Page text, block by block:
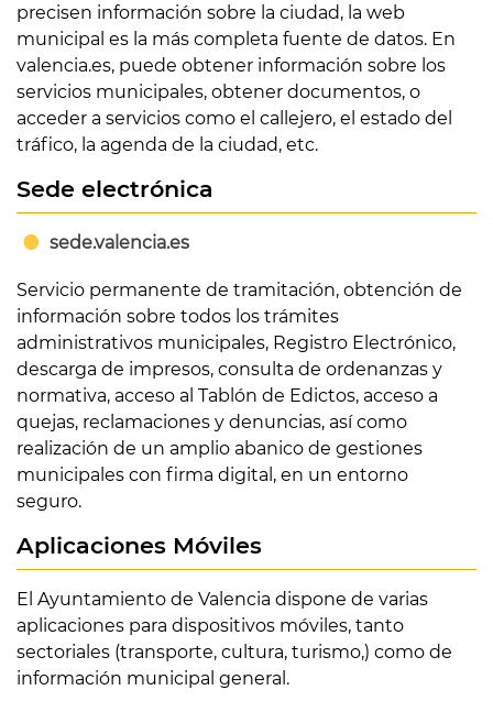
precisen información sobre la ciudad, la web
municipal es la más completa fuente de datos. En
valencia.es, puede obtener información sobre los
servicios municipales, obtener documentos, o
acceder a servicios como el callejero, el estado del
tráfico, la agenda de la ciudad, etc.
Sede electrónica
sede.valencia.es
Servicio permanente de tramitación, obtención de
información sobre todos los trámites
administrativos municipales, Registro Electrónico,
descarga de impresos, consulta de ordenanzas y
normativa, acceso al Tablón de Edictos, acceso a
quejas, reclamaciones y denuncias, así como
realización de un amplio abanico de gestiones
municipales con firma digital, en un entorno
seguro.
Aplicaciones Móviles
El Ayuntamiento de Valencia dispone de varias
aplicaciones para dispositivos móviles, tanto
sectoriales (transporte, cultura, turismo,) como de
información municipal general.